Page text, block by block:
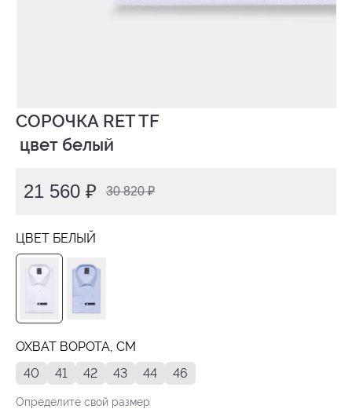
СОРОЧКА RET TF
цвет белый
21 560 ₽ 30 820 ₽
ЦВЕТ БЕЛЫЙ
ОХВАТ ВОРОТА, СМ
40
41 42 43 44 46
Определите свой размер